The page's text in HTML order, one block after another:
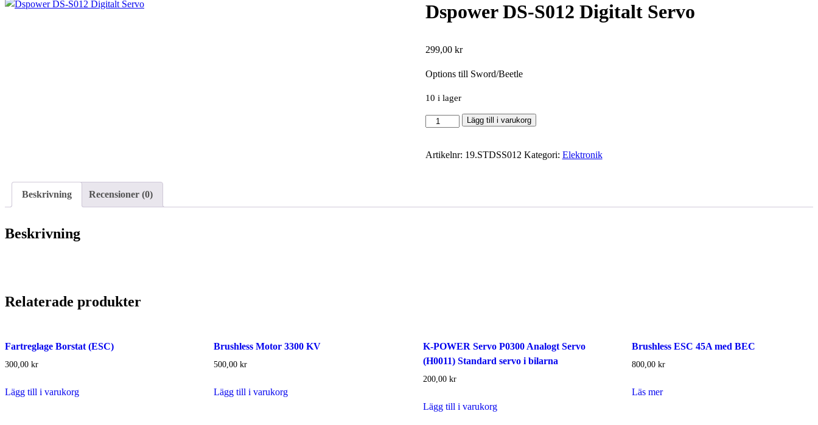
Dspower DS-S012 Digitalt Servo
299,00 kr
Options till Sword/Beetle
10 i lager
Dspower
S012
Lägg till i varukorg
Artikelnr: 19.STDSS012 Kategori: Elektronik
Beskrivning Recensioner (0)
Beskrivning
Relaterade produkter
Fartreglage Borstat (ESC)
300,00 kr
Lägg till i varukorg
Brushless Motor 3300 KV
500,00kr
Lägg till i varukorg
K-POWER Servo ‎P0300 Analogt Servo
(H0011) Standard servo i bilarna
200,00 kr
Lägg till i varukorg
Brushless ESC 45A med BEC
800,00 kr
Läs mer